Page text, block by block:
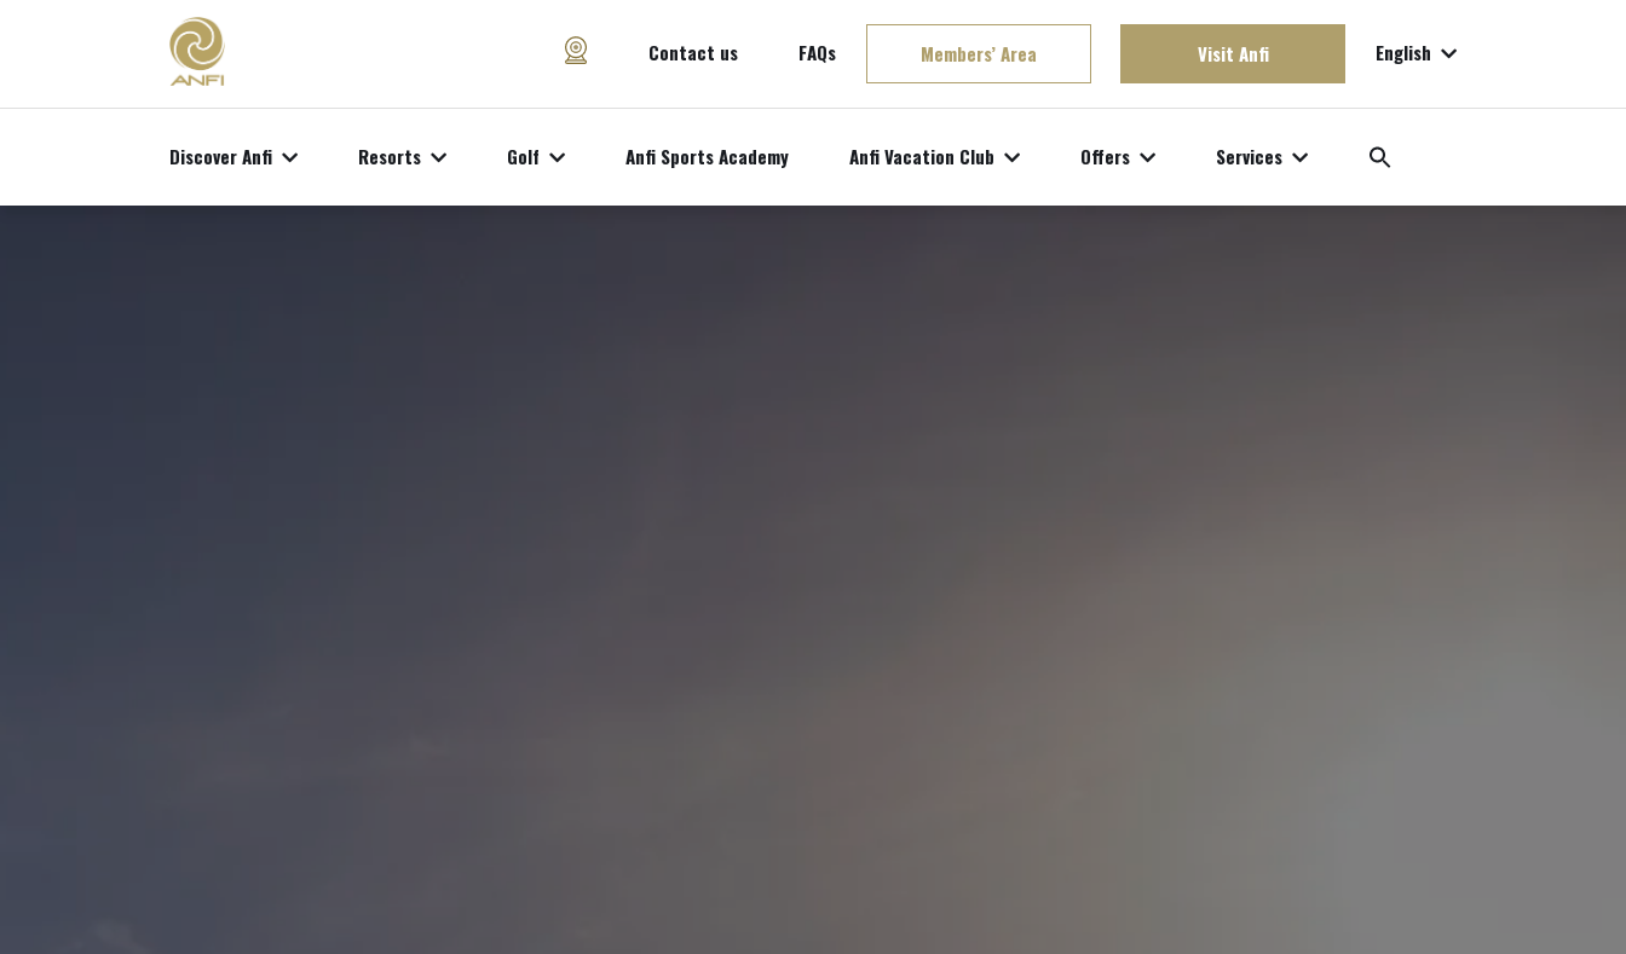
Contact us FAQs Members’ Area Visit Anfi English
Discover Anfi Resorts Golf Anfi Sports Academy Anfi Vacation Club Offers Services